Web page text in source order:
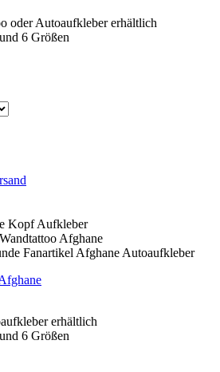
oder Autoaufkleber erhältlich
6 Größen
erhältlich
6 Größen